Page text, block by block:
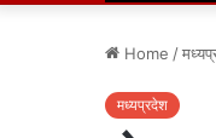
Home /
मध्यप्रदेश